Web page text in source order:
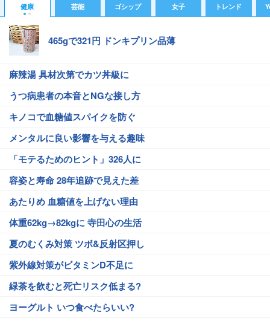
健康 芸能 ゴシップ 女子 トレンド
465gで321円 ドンキプリン品薄
麻辣湯 具材次第でカツ丼級に
うつ病患者の本音とNGな接し方
キノコで血糖値スパイクを防ぐ
メンタルに良い影響を与える趣味
「モテるためのヒント」326人に
容姿と寿命 28年追跡で見えた差
あたりめ 血糖値を上げない理由
体重62kg→82kgに 寺田心の生活
夏のむくみ対策 ツボ&反射区押し
紫外線対策がビタミンD不足に
緑茶を飲むと死亡リスク低まる?
ヨーグルト いつ食べたらいい?